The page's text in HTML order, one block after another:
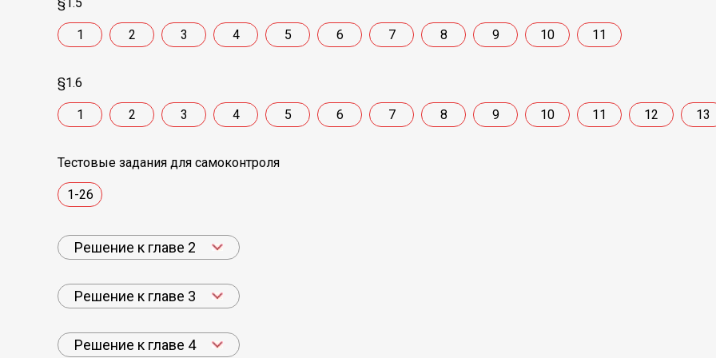
1 2 3 4 5 6 7 8 9 10 11
§1.6
1 2 3 4 5 6 7 8 9 10 11 12 13
Тестовые задания для самоконтроля
1-26
Решение к главе 2
Решение к главе 3
Решение к главе 4